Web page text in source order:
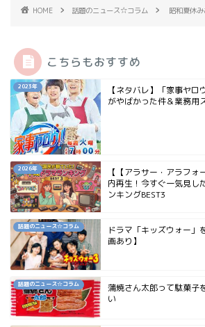
HOME 話題のニュース☆コラム 昭和夏休み
こちらもおすすめ
2023年
【ネタバレ】「家事ヤ
がやばかった件＆業務用
2026年
【【アラサー・アラフ
内再生！今すぐ一気見し
ンキングBEST3
話題のニュース☆コラム
ドラマ「キッズウォー」
画あり】
話題のニュース☆コラム
蒲焼さん太郎って駄菓子
い